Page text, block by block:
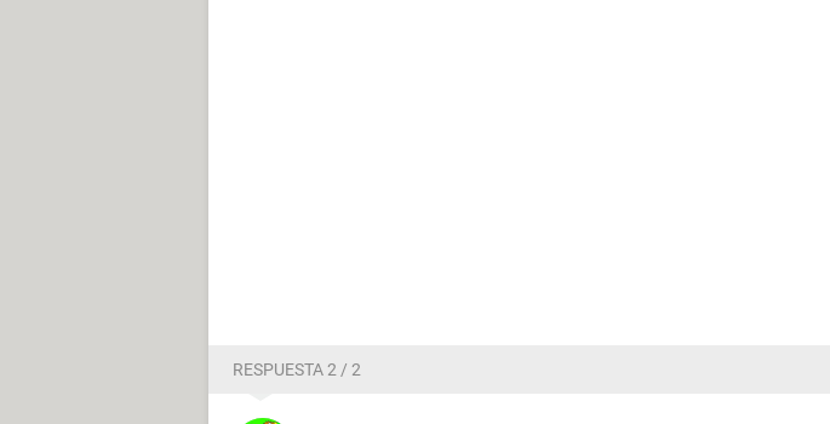
RESPUESTA 2 / 2